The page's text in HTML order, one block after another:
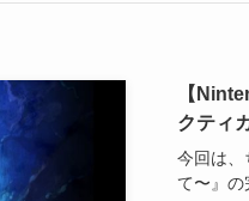
【
クティ
今回は、
て〜』の